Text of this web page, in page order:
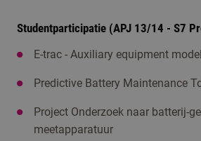
Studentparticipatie (APJ 13/14 - S7
E-trac - Auxiliary equipment
Predictive Battery Maintenance
Project Onderzoek naar batterij-
meetapparatuur